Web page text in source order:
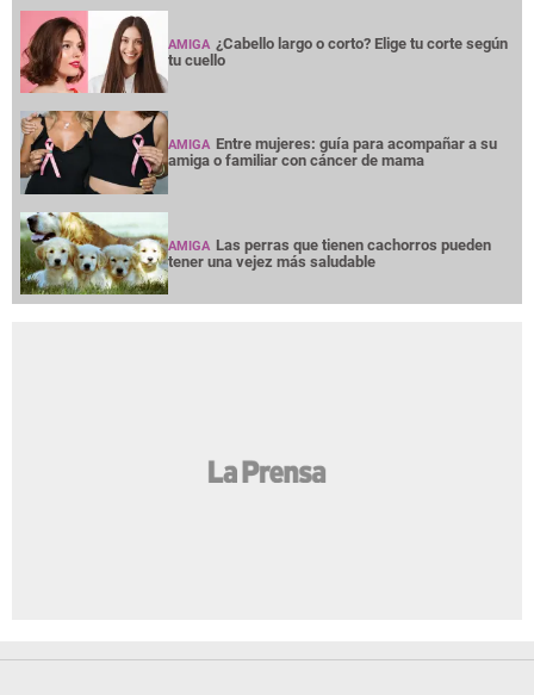
AMIGA ¿Cabello largo o corto? Elige tu corte según
tu cuello
AMIGA Entre mujeres: guía para acompañar a su
amiga o familiar con cáncer de mama
AMIGA Las perras que tienen cachorros pueden
tener una vejez más saludable